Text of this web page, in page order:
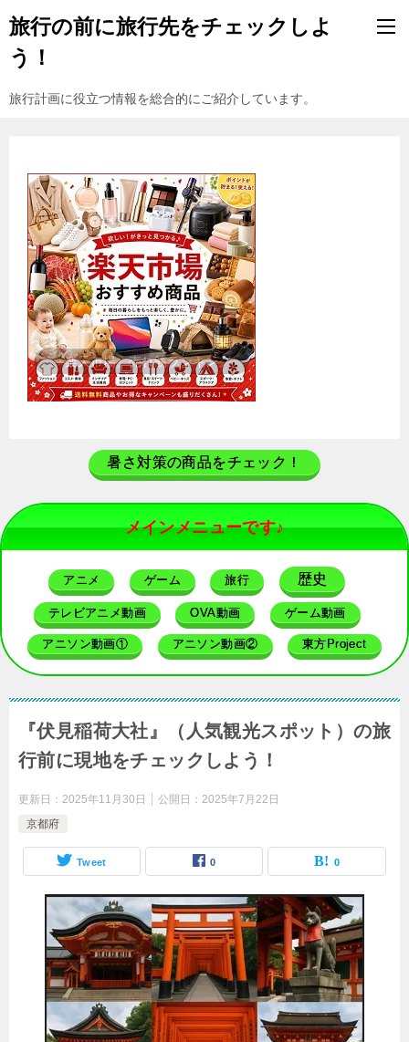
旅行の前に旅行先をチェックしよ
う！
旅行計画に役立つ情報を総合的にご紹介しています。
『楽天市場』売れ筋ランキング
暑さ対策の商品をチェック！
メインメニューです♪
アニメ ゲーム 旅行 歴史
テレビアニメ動画 OVA動画 ゲーム動画
アニソン動画① アニソン動画② 東方Project
『伏見稲荷大社』（人気観光スポット）の旅
行前に現地をチェックしよう！
更新日： 2025年11月30日 公開日： 2025年7月22日
京都府
Tweet 0 0